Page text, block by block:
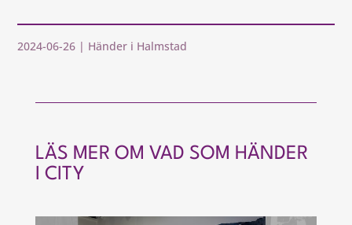
2024-06-26 | Händer i Halmstad
LÄS MER OM VAD SOM HÄNDER
I CITY